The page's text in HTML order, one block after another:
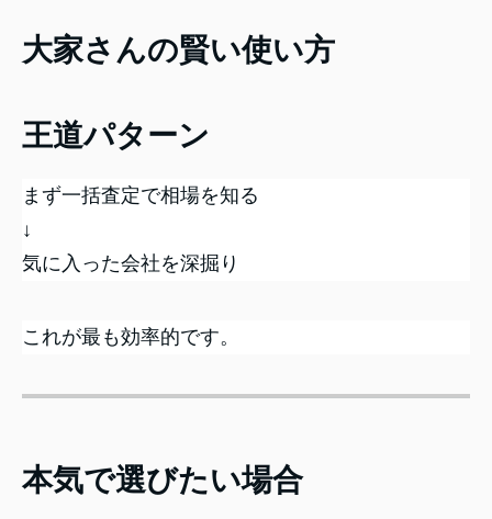
大家さんの賢い使い方
王道パターン
まず一括査定で相場を知る
↓
気に入った会社を深掘り
これが最も効率的です。
本気で選びたい場合